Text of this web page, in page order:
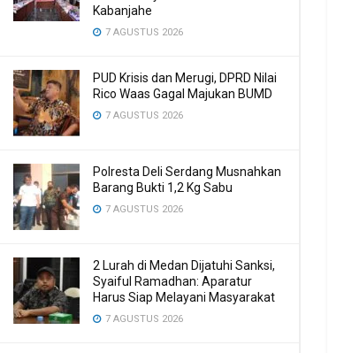
Kabanjahe
7 AGUSTUS 2026
PUD Krisis dan Merugi, DPRD Nilai
Rico Waas Gagal Majukan BUMD
7 AGUSTUS 2026
Polresta Deli Serdang Musnahkan
Barang Bukti 1,2 Kg Sabu
7 AGUSTUS 2026
2 Lurah di Medan Dijatuhi Sanksi,
Syaiful Ramadhan: Aparatur
Harus Siap Melayani Masyarakat
7 AGUSTUS 2026